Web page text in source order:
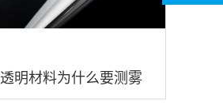
透明材料为什么要测雾